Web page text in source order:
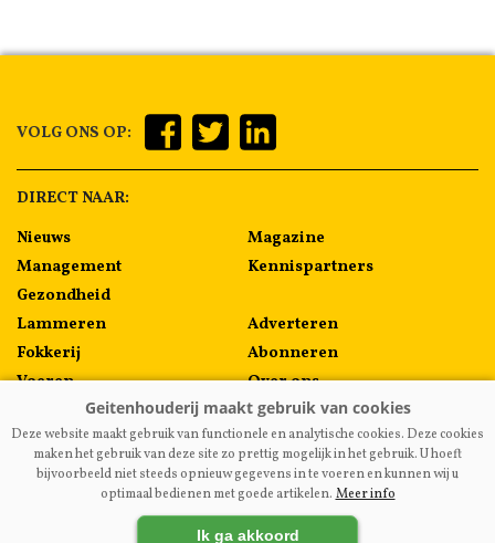
VOLG ONS OP:
DIRECT NAAR:
Nieuws
Management
Gezondheid
Lammeren
Fokkerij
Voeren
Algemeen
Melkprijzen
Magazine
Kennispartners
Adverteren
Abonneren
Over ons
Contact
VAKBLADGEITENHOUDERIJ.NL DISCLAIMER
Deze website maakt gebruik van functionele en analytische cookies. Deze cookies
maken het gebruik van deze site zo prettig mogelijk in het gebruik. U hoeft
bijvoorbeeld niet steeds opnieuw gegevens in te voeren en kunnen wij u
optimaal bedienen met goede artikelen. Meer info
Ik ga akkoord